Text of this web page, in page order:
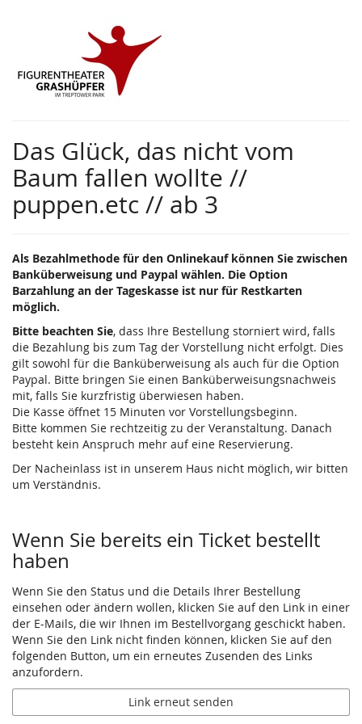
Das Glück, das nicht vom
Baum fallen wollte //
puppen.etc // ab 3
Als Bezahlmethode für den Onlinekauf können Sie zwischen
Banküberweisung und Paypal wählen. Die Option
Barzahlung an der Tageskasse ist nur für Restkarten
möglich.
Bitte beachten Sie, dass Ihre Bestellung storniert wird, falls
die Bezahlung bis zum Tag der Vorstellung nicht erfolgt. Dies
gilt sowohl für die Banküberweisung als auch für die Option
Paypal. Bitte bringen Sie einen Banküberweisungsnachweis
mit, falls Sie kurzfristig überwiesen haben.
Die Kasse öffnet 15 Minuten vor Vorstellungsbeginn.
Bitte kommen Sie rechtzeitig zu der Veranstaltung. Danach
besteht kein Anspruch mehr auf eine Reservierung.
Der Nacheinlass ist in unserem Haus nicht möglich, wir bitten
um Verständnis.
Wenn Sie bereits ein Ticket bestellt
haben
Wenn Sie den Status und die Details Ihrer Bestellung
einsehen oder ändern wollen, klicken Sie auf den Link in einer
der E-Mails, die wir Ihnen im Bestellvorgang geschickt haben.
Wenn Sie den Link nicht finden können, klicken Sie auf den
folgenden Button, um ein erneutes Zusenden des Links
anzufordern.
Link erneut senden